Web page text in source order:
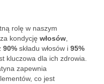
rolę w naszym
kondycję włosów
90% składu włosów i 95%
kluczowa dla ich zdrowia.
zapewnia
co jest